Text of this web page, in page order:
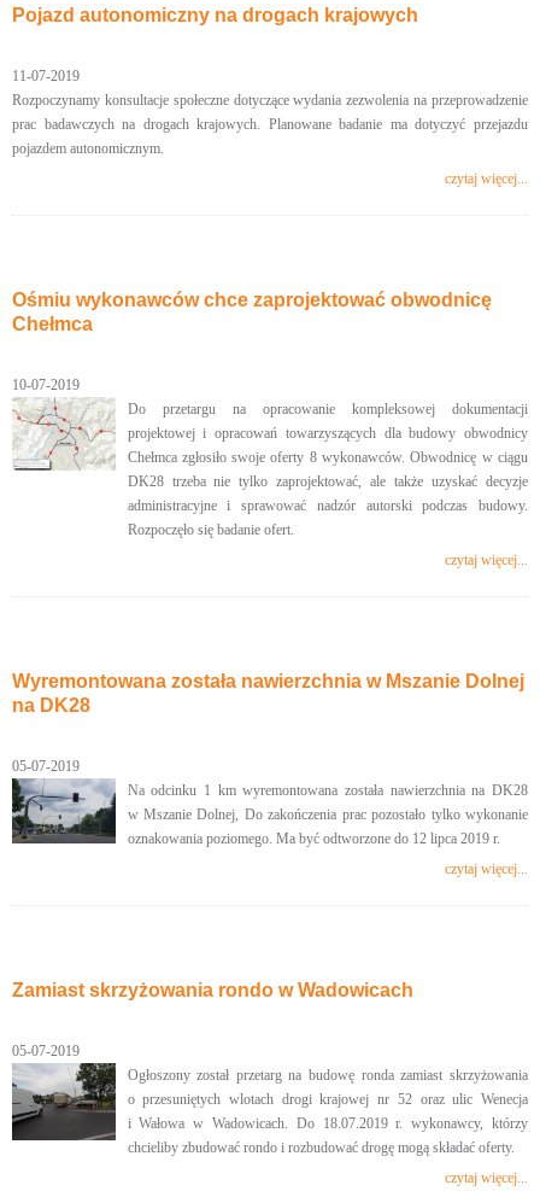
Pojazd autonomiczny na drogach krajowych
11-07-2019
Rozpoczynamy konsultacje społeczne dotyczące wydania zezwolenia na przeprowadzenie
prac badawczych na drogach krajowych. Planowane badanie ma dotyczyć przejazdu
pojazdem autonomicznym.
czytaj więcej...
Ośmiu wykonawców chce zaprojektować obwodnicę
Chełmca
10-07-2019
Do przetargu na opracowanie kompleksowej dokumentacji
projektowej i opracowań towarzyszących dla budowy obwodnicy
Chełmca zgłosiło swoje oferty 8 wykonawców. Obwodnicę w ciągu
DK28 trzeba nie tylko zaprojektować, ale także uzyskać decyzje
administracyjne i sprawować nadzór autorski podczas budowy.
Rozpoczęło się badanie ofert.
czytaj więcej...
Wyremontowana została nawierzchnia w Mszanie Dolnej
na DK28
05-07-2019
Na odcinku 1 km wyremontowana została nawierzchnia na DK28
w Mszanie Dolnej, Do zakończenia prac pozostało tylko wykonanie
oznakowania poziomego. Ma być odtworzone do 12 lipca 2019 r.
czytaj więcej...
Zamiast skrzyżowania rondo w Wadowicach
05-07-2019
Ogłoszony został przetarg na budowę ronda zamiast skrzyżowania
o przesuniętych wlotach drogi krajowej nr 52 oraz ulic Wenecja
i Wałowa w Wadowicach. Do 18.07.2019 r. wykonawcy, którzy
chcieliby zbudować rondo i rozbudować drogę mogą składać oferty.
czytaj więcej...